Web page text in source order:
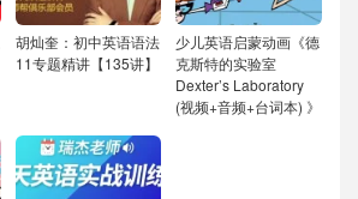
胡灿奎：初中英语语法
11专题精讲【135讲】
少儿英语启蒙动画《德
克斯特的实验室
Dexter’s Laboratory
(视频+音频+台词本) 》